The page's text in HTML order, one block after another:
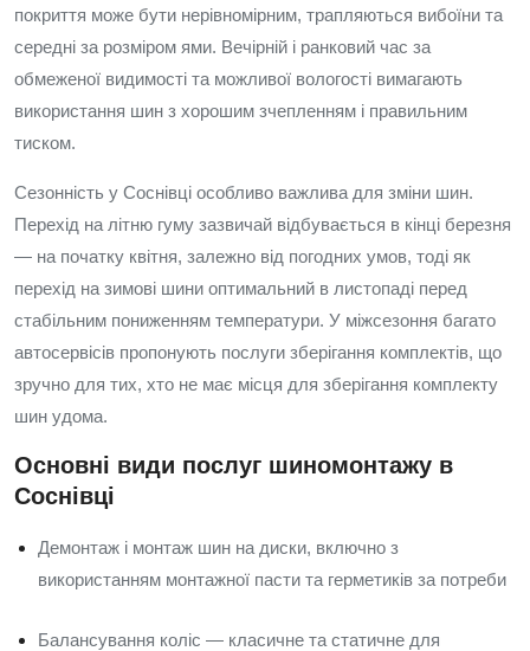
покриття може бути нерівномірним, трапляються вибоїни та
середні за розміром ями. Вечірній і ранковий час за
обмеженої видимості та можливої вологості вимагають
використання шин з хорошим зчепленням і правильним
тиском.
Сезонність у Соснівці особливо важлива для зміни шин.
Перехід на літню гуму зазвичай відбувається в кінці березня
— на початку квітня, залежно від погодних умов, тоді як
перехід на зимові шини оптимальний в листопаді перед
стабільним пониженням температури. У міжсезоння багато
автосервісів пропонують послуги зберігання комплектів, що
зручно для тих, хто не має місця для зберігання комплекту
шин удома.
Основні види послуг шиномонтажу в
Соснівці
Демонтаж і монтаж шин на диски, включно з
використанням монтажної пасти та герметиків за потреби
Балансування коліс — класичне та статичне для